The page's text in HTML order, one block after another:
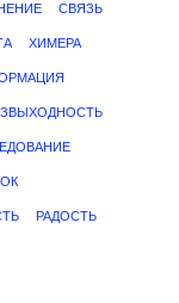
СВЯЗЬ
ХИМЕРА
РАДОСТЬ